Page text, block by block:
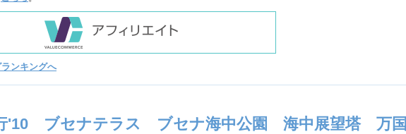
ランキングへ
'10 ブセナテラス ブセナ海中公園 海中展望塔 万国